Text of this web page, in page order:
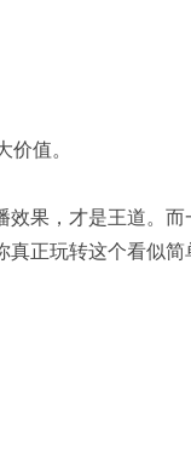
值。
果，才是王道。而
正玩转这个看似简